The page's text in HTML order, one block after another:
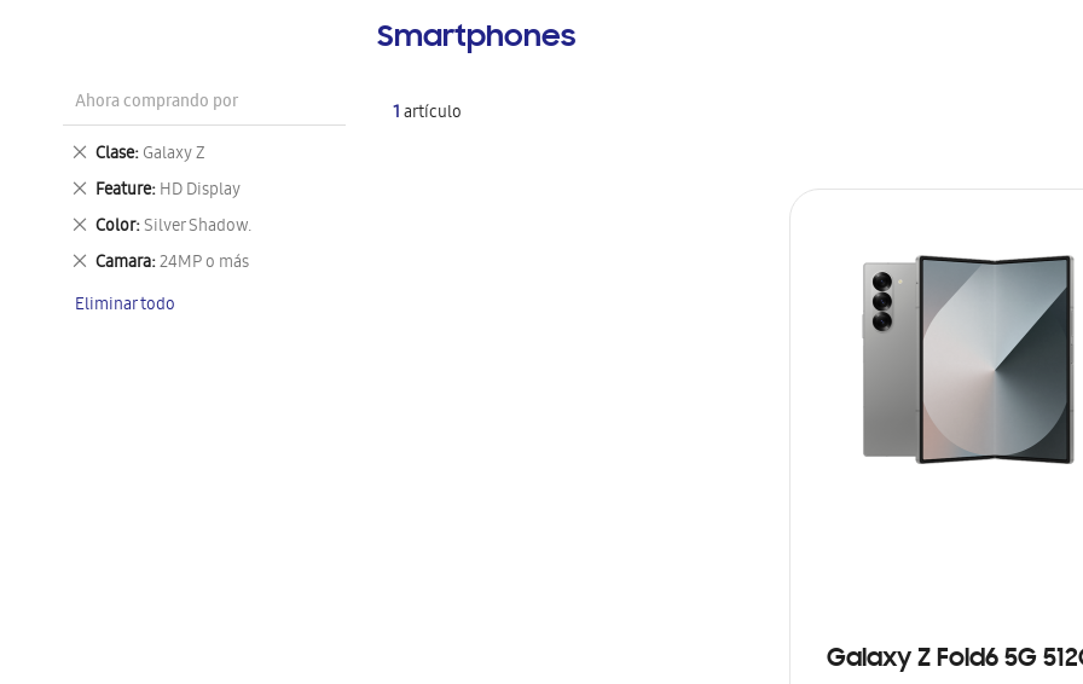
Smartphones
1artículo
Galaxy Z Fold6 5G
Ahora comprando por
Clase Galaxy Z
Eliminar
este
artículo
Feature HD Display
Eliminar
este
artículo
Color Silver Shadow.
Eliminar
este
artículo
Camara 24MP o más
Eliminar
artículo
Eliminar todo